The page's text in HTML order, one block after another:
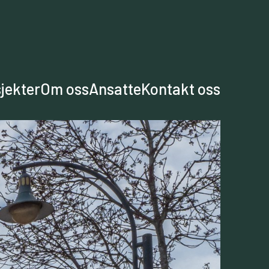
Om ossAnsatteKontakt oss